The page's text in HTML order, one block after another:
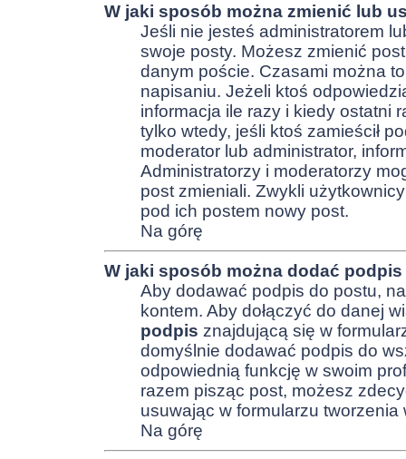
W jaki sposób można zmienić lub
Jeśli nie jesteś administratorem
swoje posty. Możesz zmienić
danym poście. Czasami można
napisaniu. Jeżeli ktoś
informacja ile razy i kiedy ostatni
tylko wtedy, jeśli ktoś zamieścił
moderator lub administrator,
Administratorzy i moderatorzy
post zmieniali. Zwykli
pod ich postem nowy post.
Na górę
W jaki sposób można dodać
Aby dodawać podpis do postu,
kontem. Aby dołączyć do danej
podpis znajdującą się w
domyślnie dodawać podpis do
odpowiednią funkcję w swoim
razem pisząc post, możesz
usuwając w formularzu
Na górę